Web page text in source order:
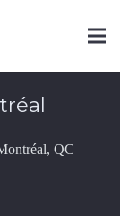
QC